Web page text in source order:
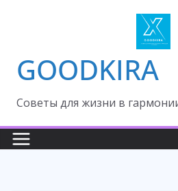
GOODKIRA
Cоветы для жизни в